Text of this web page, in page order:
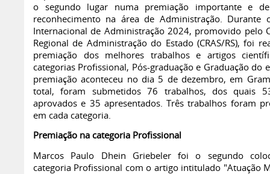
o segundo lugar numa premiação importante e
reconhecimento na área de Administração. Durante
Internacional de Administração 2024, promovido pelo
Regional de Administração do Estado (CRAS/RS), foi
premiação dos melhores trabalhos e artigos
categorias Profissional, Pós-graduação e Graduação do
premiação aconteceu no dia 5 de dezembro, em
total, foram submetidos 76 trabalhos, dos quais
aprovados e 35 apresentados. Três trabalhos foram
em cada categoria.
Premiação na categoria Profissional
Marcos Paulo Dhein Griebeler foi o segundo
categoria Profissional com o artigo intitulado "Atuação